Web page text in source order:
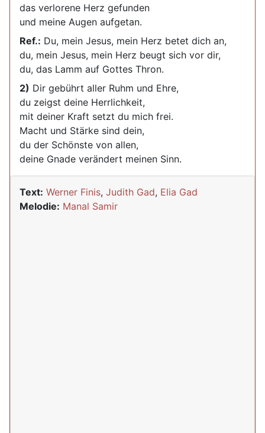
das verlorene Herz gefunden
und meine Augen aufgetan.
Ref.: Du, mein Jesus, mein Herz betet dich an,
du, mein Jesus, mein Herz beugt sich vor dir,
du, das Lamm auf Gottes Thron.
2) Dir gebührt aller Ruhm und Ehre,
du zeigst deine Herrlichkeit,
mit deiner Kraft setzt du mich frei.
Macht und Stärke sind dein,
du der Schönste von allen,
deine Gnade verändert meinen Sinn.
Text: Werner Finis, Judith Gad, Elia Gad
Melodie: Manal Samir